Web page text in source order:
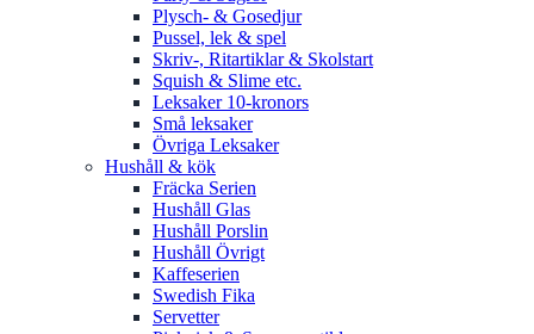
Plysch- & Gosedjur
Pussel, lek & spel
Skriv-, Ritartiklar & Skolstart
Squish & Slime etc.
Leksaker 10-kronors
Små leksaker
Övriga Leksaker
Hushåll & kök
Fräcka Serien
Hushåll Glas
Hushåll Porslin
Hushåll Övrigt
Kaffeserien
Swedish Fika
Servetter